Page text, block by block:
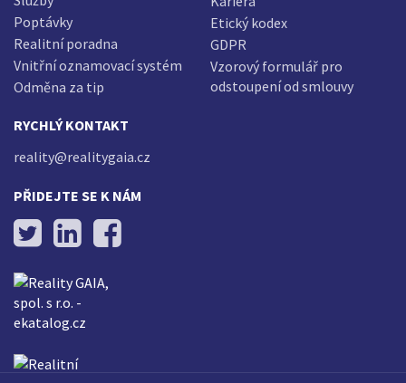
Poptávky
Realitní poradna
Vnitřní oznamovací systém
Odměna za tip
Etický kodex
GDPR
Vzorový formulář pro
odstoupení od smlouvy
RYCHLÝ KONTAKT
reality@realitygaia.cz
PŘIDEJTE SE K NÁM